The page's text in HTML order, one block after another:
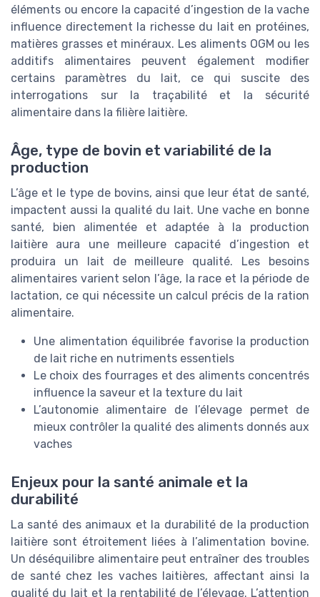
éléments ou encore la capacité d’ingestion de la vache
influence directement la richesse du lait en protéines,
matières grasses et minéraux. Les aliments OGM ou les
additifs alimentaires peuvent également modifier
certains paramètres du lait, ce qui suscite des
interrogations sur la traçabilité et la sécurité
alimentaire dans la filière laitière.
Âge, type de bovin et variabilité de la
production
L’âge et le type de bovins, ainsi que leur état de santé,
impactent aussi la qualité du lait. Une vache en bonne
santé, bien alimentée et adaptée à la production
laitière aura une meilleure capacité d’ingestion et
produira un lait de meilleure qualité. Les besoins
alimentaires varient selon l’âge, la race et la période de
lactation, ce qui nécessite un calcul précis de la ration
alimentaire.
Une alimentation équilibrée favorise la production
de lait riche en nutriments essentiels
Le choix des fourrages et des aliments concentrés
influence la saveur et la texture du lait
L’autonomie alimentaire de l’élevage permet de
mieux contrôler la qualité des aliments donnés aux
vaches
Enjeux pour la santé animale et la
durabilité
La santé des animaux et la durabilité de la production
laitière sont étroitement liées à l’alimentation bovine.
Un déséquilibre alimentaire peut entraîner des troubles
de santé chez les vaches laitières, affectant ainsi la
qualité du lait et la rentabilité de l’élevage. L’attention